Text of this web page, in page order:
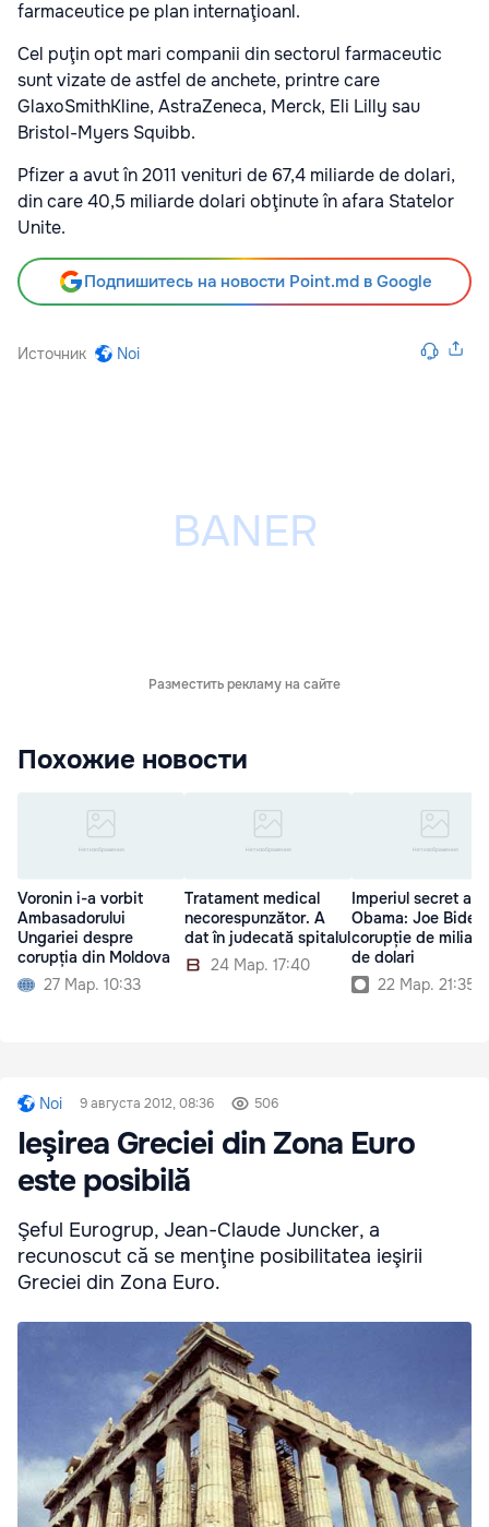
farmaceutice pe plan internaţioanl.
Cel puţin opt mari companii din sectorul farmaceutic
sunt vizate de astfel de anchete, printre care
GlaxoSmithKline, AstraZeneca, Merck, Eli Lilly sau
Bristol-Myers Squibb.
Pfizer a avut în 2011 venituri de 67,4 miliarde de dolari,
din care 40,5 miliarde dolari obţinute în afara Statelor
Unite.
Подпишитесь на новости Point.md в Google
Источник Noi
Разместить рекламу на сайте
Похожие новости
Voronin i-a vorbit
Ambasadorului
Ungariei despre
corupția din Moldova
27 Мар. 10:33
Tratament medical
necorespunzător. A
dat în judecată spitalul
24 Мар. 17:40
Imperiul secret al
Obama: Joe Biden
corupție de
de dolari
22 Мар. 21:35
Noi 9 августа 2012, 08:36 506
Ieşirea Greciei din Zona Euro
este posibilă
Şeful Eurogrup, Jean-Claude Juncker, a
recunoscut că se menţine posibilitatea ieşirii
Greciei din Zona Euro.